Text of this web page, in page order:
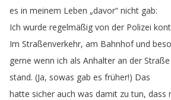
es in meinem Leben „davor“ nicht gab:
Ich wurde regelmäßig von der Polizei
Im Straßenverkehr, am Bahnhof und
gerne wenn ich als Anhalter an der Straße
stand. (Ja, sowas gab es früher!) Das
hatte sicher auch was damit zu tun, dass